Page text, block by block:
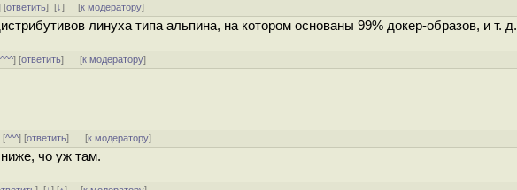
[ответить][↓] [к модератору]
линуха типа альпина, на котором основаны 99% докер-образов, и т. д.
^^^] [ответить] [к модератору]
[^^^] [ответить] [к модератору]
чо уж там.